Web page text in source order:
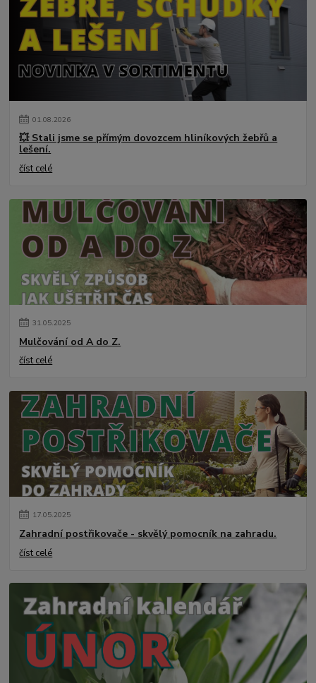
01.08.2026
💥 Stali jsme se přímým dovozcem hliníkových žebřů a
lešení.
číst celé
31.05.2025
Mulčování od A do Z.
číst celé
17.05.2025
Zahradní postřikovače - skvělý pomocník na zahradu.
číst celé